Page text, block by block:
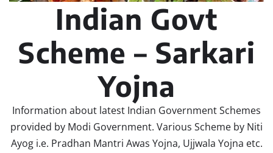
Indian Govt
Scheme – Sarkari
Yojna
Information about latest Indian Government Schemes
provided by Modi Government. Various Scheme by Niti
Ayog i.e. Pradhan Mantri Awas Yojna, Ujjwala Yojna etc.